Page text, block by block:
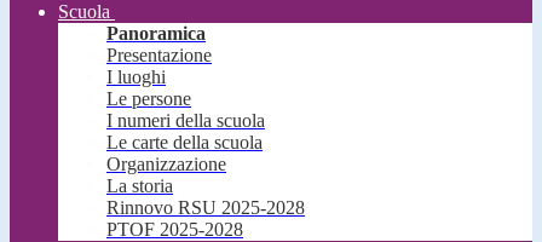
Scuola
Panoramica
Presentazione
I luoghi
Le persone
I numeri della scuola
Le carte della scuola
Organizzazione
La storia
Rinnovo RSU 2025-2028
PTOF 2025-2028